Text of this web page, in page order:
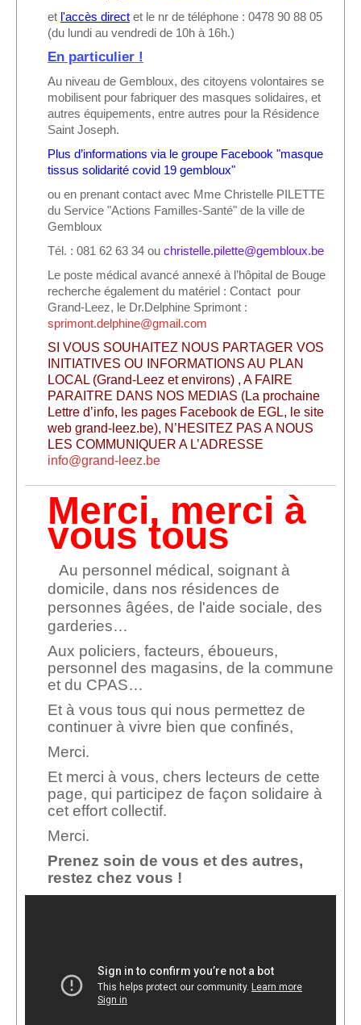
et l'accès direct et le nr de téléphone : 0478 90 88 05
(du lundi au vendredi de 10h à 16h.)
En particulier !
Au niveau de Gembloux, des citoyens volontaires se
mobilisent pour fabriquer des masques solidaires, et
autres équipements, entre autres pour la Résidence
Saint Joseph.
Plus d’informations via le groupe Facebook "masque
tissus solidarité covid 19 gembloux"
ou en prenant contact avec Mme Christelle PILETTE
du Service "Actions Familles-Santé" de la ville de
Gembloux
Tél. : 081 62 63 34 ou christelle.pilette@gembloux.be
Le poste médical avancé annexé à l’hôpital de Bouge
recherche également du matériel : Contact pour
Grand-Leez, le Dr.Delphine Sprimont :
sprimont.delphine@gmail.com
SI VOUS SOUHAITEZ NOUS PARTAGER VOS
INITIATIVES OU INFORMATIONS AU PLAN
LOCAL (Grand-Leez et environs) , A FAIRE
PARAITRE DANS NOS MEDIAS (La prochaine
Lettre d’info, les pages Facebook de EGL, le site
web grand-leez.be), N’HESITEZ PAS A NOUS
LES COMMUNIQUER A L’ADRESSE
info@grand-leez.be
Merci, merci à
vous tous
Au personnel médical, soignant à
domicile, dans nos résidences de
personnes âgées, de l'aide sociale, des
garderies…
Aux policiers, facteurs, éboueurs,
personnel des magasins, de la commune
et du CPAS…
Et à vous tous qui nous permettez de
continuer à vivre bien que confinés,
Merci.
Et merci à vous, chers lecteurs de cette
page, qui participez de façon solidaire à
cet effort collectif.
Merci.
Prenez soin de vous et des autres,
restez chez vous !